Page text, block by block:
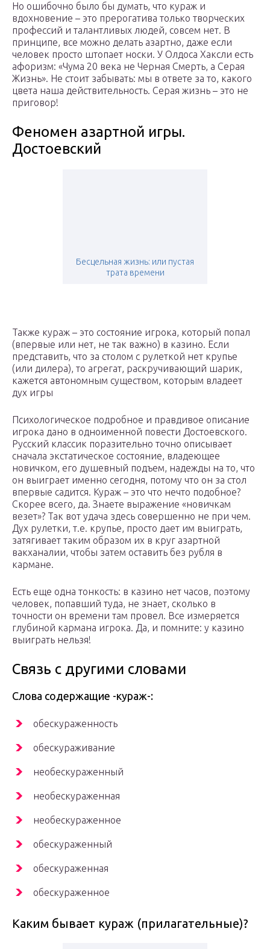
Но ошибочно было бы думать, что кураж и
вдохновение – это прерогатива только творческих
профессий и талантливых людей, совсем нет. В
принципе, все можно делать азартно, даже если
человек просто штопает носки. У Олдоса Хаксли есть
афоризм: «Чума 20 века не Черная Смерть, а Серая
Жизнь». Не стоит забывать: мы в ответе за то, какого
цвета наша действительность. Серая жизнь – это не
приговор!
Феномен азартной игры.
Достоевский
Бесцельная жизнь: или пустая
трата времени
Также кураж – это состояние игрока, который попал
(впервые или нет, не так важно) в казино. Если
представить, что за столом с рулеткой нет крупье
(или дилера), то агрегат, раскручивающий шарик,
кажется автономным существом, которым владеет
дух игры
Психологическое подробное и правдивое описание
игрока дано в одноименной повести Достоевского.
Русский классик поразительно точно описывает
сначала экстатическое состояние, владеющее
новичком, его душевный подъем, надежды на то, что
он выиграет именно сегодня, потому что он за стол
впервые садится. Кураж – это что нечто подобное?
Скорее всего, да. Знаете выражение «новичкам
везет»? Так вот удача здесь совершенно не при чем.
Дух рулетки, т.е. крупье, просто дает им выиграть,
затягивает таким образом их в круг азартной
вакханалии, чтобы затем оставить без рубля в
кармане.
Есть еще одна тонкость: в казино нет часов, поэтому
человек, попавший туда, не знает, сколько в
точности он времени там провел. Все измеряется
глубиной кармана игрока. Да, и помните: у казино
выиграть нельзя!
Связь с другими словами
Слова содержащие -кураж-:
обескураженность
обескураживание
необескураженный
необескураженная
необескураженное
обескураженный
обескураженная
обескураженное
Каким бывает кураж (прилагательные)?